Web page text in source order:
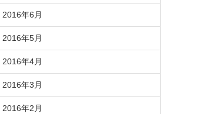
2016年6月
2016年5月
2016年4月
2016年3月
2016年2月